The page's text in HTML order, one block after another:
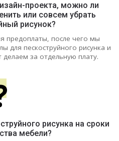
проекта, можно ли
или совсем убрать
рисунок?
предоплаты, после чего мы
для пескоструйного рисунка и
за отдельную плату.
рисунка на сроки
мебели?